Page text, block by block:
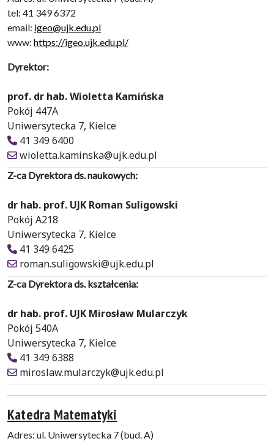
tel: 41 349 6372
email: igeo@ujk.edu.pl
www: https://igeo.ujk.edu.pl/
Dyrektor:
prof. dr hab. Wioletta Kamińska
Pokój 447A
Uniwersytecka 7, Kielce
41 349 6400
wioletta.kaminska@ujk.edu.pl
Z-ca Dyrektora ds. naukowych:
dr hab. prof. UJK Roman Suligowski
Pokój A218
Uniwersytecka 7, Kielce
41 349 6425
roman.suligowski@ujk.edu.pl
Z-ca Dyrektora ds. kształcenia:
dr hab. prof. UJK Mirosław Mularczyk
Pokój 540A
Uniwersytecka 7, Kielce
41 349 6388
miroslaw.mularczyk@ujk.edu.pl
Katedra Matematyki
Adres: ul. Uniwersytecka 7 (bud. A)